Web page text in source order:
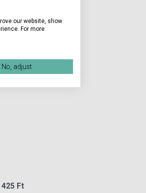
425 Ft
our website, show
For more
No, adjust